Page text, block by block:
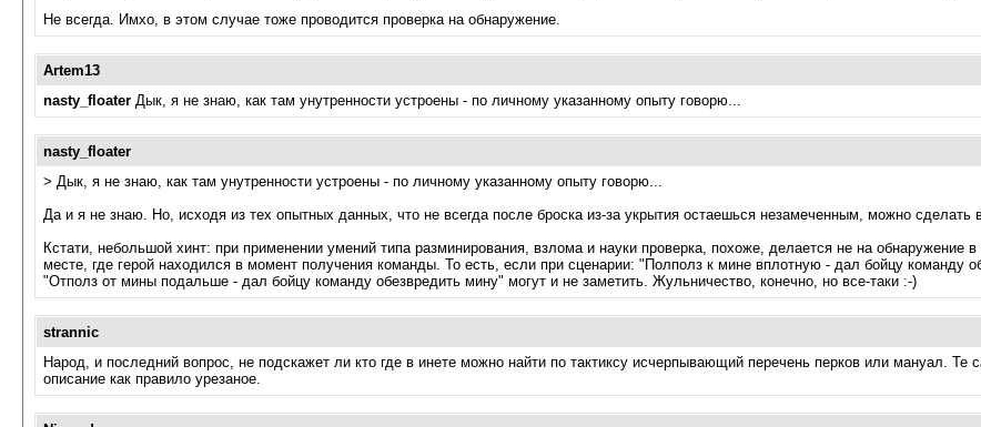
Не всегда. Имхо, в этом случае тоже проводится проверка на обнаружение.
Artem13
nasty_floater Дык, я не знаю, как там унутренности устроены - по личному указанному опыту говорю...
nasty_floater
> Дык, я не знаю, как там унутренности устроены - по личному указанному опыту говорю...
Да и я не знаю. Но, исходя из тех опытных данных, что не всегда после броска из-за укрытия остаешься незамеченным, можно сделать
Кстати, небольшой хинт: при применении умений типа разминирования, взлома и науки проверка, похоже, делается не на
месте, где герой находился в момент получения команды. То есть, если при сценарии: "Полполз к мине вплотную - дал бойцу команду
"Отполз от мины подальше - дал бойцу команду обезвредить мину" могут и не заметить. Жульничество, конечно, но все-таки :-)
strannic
Народ, и последний вопрос, не подскажет ли кто где в инете можно найти по тактиксу исчерпывающий перечень перков или мануал.
описание как правило урезаное.